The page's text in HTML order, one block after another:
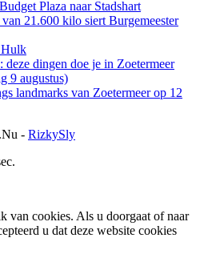
Plaza naar Stadshart
21.600 kilo siert Burgemeester
deze dingen doe je in Zoetermeer
9 augustus)
landmarks van Zoetermeer op 12
- RizkySly
van cookies. Als u doorgaat of naar
u dat deze website cookies